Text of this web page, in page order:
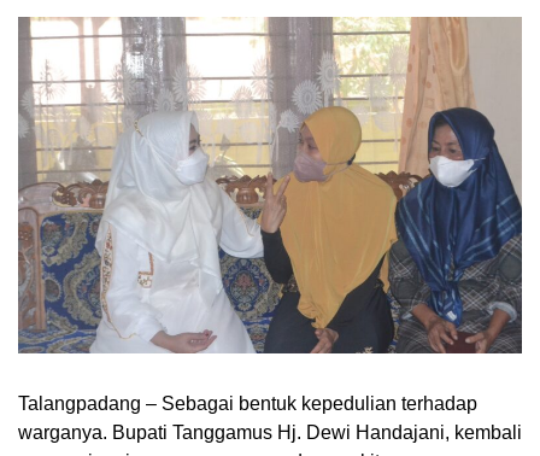
Talangpadang – Sebagai bentuk kepedulian terhadap
warganya. Bupati Tanggamus Hj. Dewi Handajani, kembali